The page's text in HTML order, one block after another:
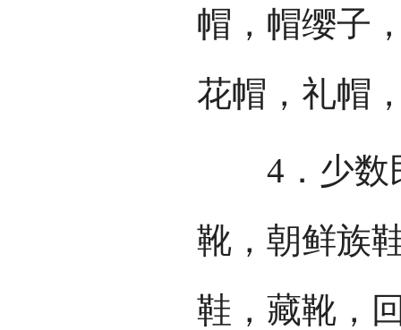
帽，帽缨子
花帽，礼帽
4．少数民
靴，朝鲜族
鞋，藏靴，